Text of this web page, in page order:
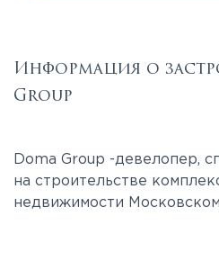
Информация о
Group
Doma Group -девелопер,
на строительстве
недвижимости